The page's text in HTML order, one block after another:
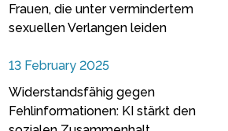
Frauen, die unter vermindertem
sexuellen Verlangen leiden
13 February 2025
Widerstandsfähig gegen
Fehlinformationen: KI stärkt den